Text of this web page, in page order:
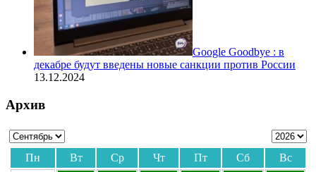
Google Goodbye : в
декабре будут введены новые санкции против России
13.12.2024
Архив
Пн Вт Ср Чт Пт Сб
Вс